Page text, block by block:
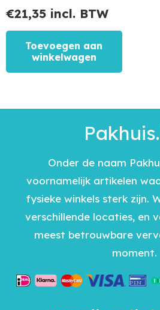
€21,35 incl. BTW
Toevoegen aan
winkelwagen
Onder de naam
voornamelijk artikelen
fysieke winkels sterk zijn.
verschillende locaties, en
meest betrouwbare
moment.